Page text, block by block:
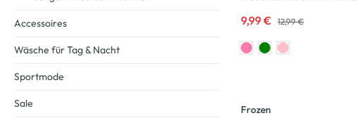
9,99 € 12,99 €
Frozen
Accessoires
Wäsche für Tag & Nacht
Sportmode
Sale